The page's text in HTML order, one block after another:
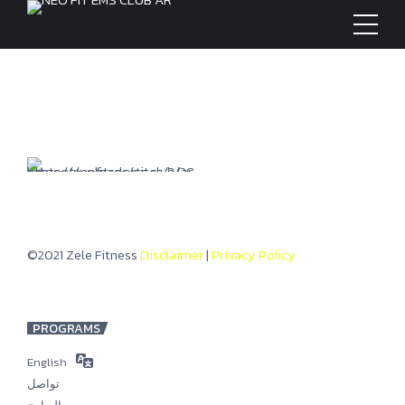
©2021 Zele FitnessDisclaimer|Privacy Policy
PROGRAMS
English
تواصل